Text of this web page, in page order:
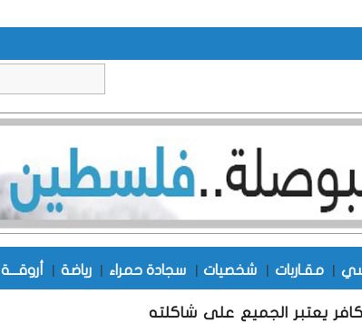
| مقـاربات | شخصيات | سجادة حمراء | رياضة | أروقـــة
يعتبر الجميع على شاكلته